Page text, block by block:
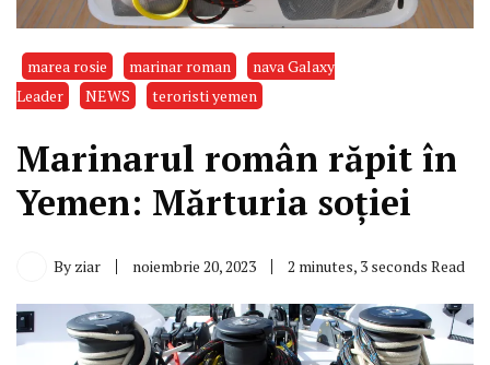
marea rosie marinar roman
nava Galaxy
Leader
NEWS teroristi yemen
Marinarul român răpit în
Yemen: Mărturia soției
By ziar noiembrie 20, 2023 2 minutes, 3 seconds Read